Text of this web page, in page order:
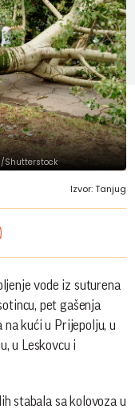
Shutterstock
Izvor: Tanjug
vode iz suturena
pet gašenja
kući u Prijepolju, u
u Leskovcu i
stabala sa kolovoza u